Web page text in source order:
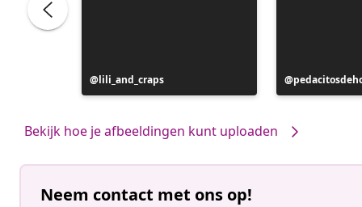
Bericht
gepubliceerd
lili_and_craps
Bericht
gepubliceerd
Bekijk hoe je afbeeldingen kunt uploaden
Neem contact met ons op!